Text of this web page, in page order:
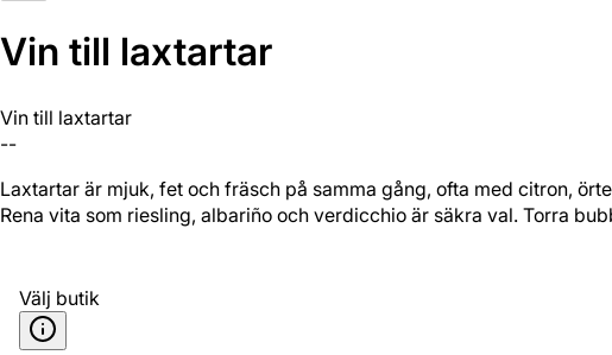
Vin till laxtartar
Vin till laxtartar
--
Laxtartar är mjuk, fet och fräsch på samma gång, ofta med citron,
Rena vita som riesling, albariño och verdicchio är säkra val. Torra
Välj butik